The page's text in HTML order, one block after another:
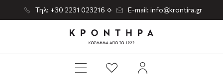
Τηλ: +30 2231 023216 E-mail: info@krontira.gr